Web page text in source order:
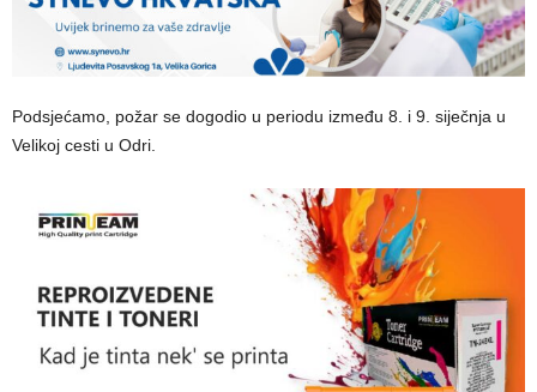
Podsjećamo, požar se dogodio u periodu između 8. i 9. siječnja u
Velikoj cesti u Odri.